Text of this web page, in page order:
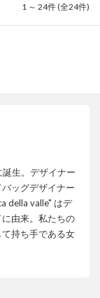
1 ～ 24件 (全24件)
生。デザイナー
ッグデザイナー
della valle" はデ
由来。私たちの
持ち手である女